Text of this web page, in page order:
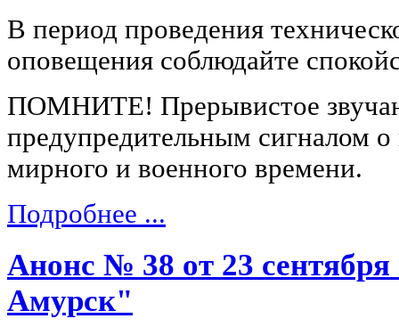
В период проведения
оповещения соблюдайте
ПОМНИТЕ! Прерывистое
предупредительным сигналом
мирного и военного времени.
Подробнее ...
Анонс № 38 от 23
Амурск"